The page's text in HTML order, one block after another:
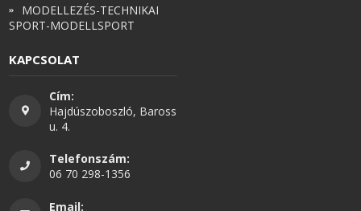
MODELLEZÉS-TECHNIKAI
SPORT-MODELLSPORT
KAPCSOLAT
Cím:
Hajdúszoboszló, Baross
u. 4.
Telefonszám:
06 70 298-1356
Email: